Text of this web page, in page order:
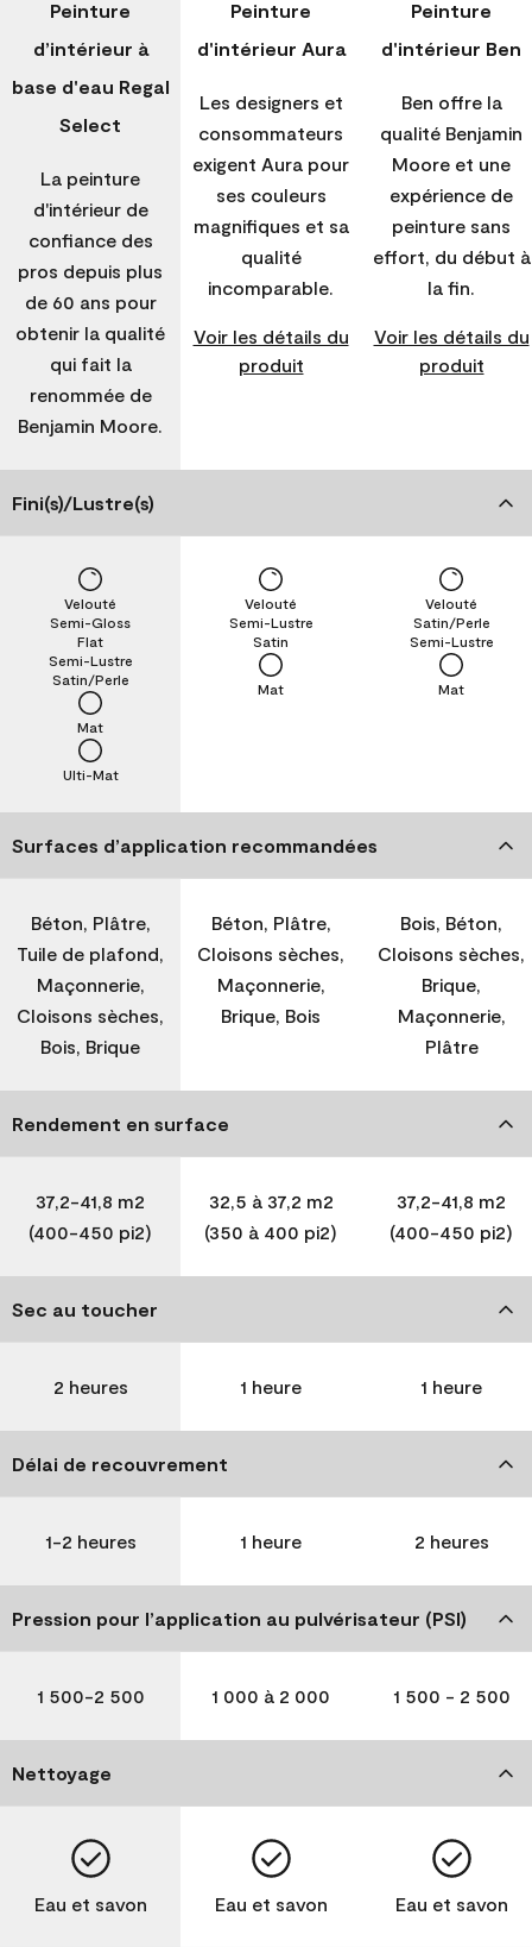
Peinture
d’intérieur à
base d'eau Regal
Select
La peinture
d'intérieur de
confiance des
pros depuis plus
de 60 ans pour
obtenir la qualité
qui fait la
renommée de
Benjamin Moore.
Peinture
d'intérieur Aura
Les designers et
consommateurs
exigent Aura pour
ses couleurs
magnifiques et sa
qualité
incomparable.
Voir les détails du
produit
Peinture
d'intérieur Ben
Ben offre la
qualité Benjamin
Moore et une
expérience de
peinture sans
effort, du début à
la fin.
Voir les détails du
produit
Fini(s)/Lustre(s)
Ulti-Mat
Mat
Satin/Perle
Semi-Lustre
Flat
Semi-Gloss
Velouté
Mat
Satin
Semi-Lustre
Velouté
Mat
Semi-Lustre
Satin/Perle
Velouté
Surfaces d’application recommandées
Béton, Plâtre,
Tuile de plafond,
Maçonnerie,
Cloisons sèches,
Bois, Brique
Béton, Plâtre,
Cloisons sèches,
Maçonnerie,
Brique, Bois
Bois, Béton,
Cloisons sèches,
Brique,
Maçonnerie,
Plâtre
Rendement en surface
37,2-41,8 m2
(400-450 pi2)
32,5 à 37,2 m2
(350 à 400 pi2)
37,2-41,8 m2
(400-450 pi2)
Sec au toucher
2 heures 1 heure 1 heure
Délai de recouvrement
1-2 heures 1 heure 2 heures
Pression pour l’application au pulvérisateur (PSI)
1 500-2 500 1 000 à 2 000 1 500 - 2 500
Nettoyage
Eau et savon Eau et savon Eau et savon